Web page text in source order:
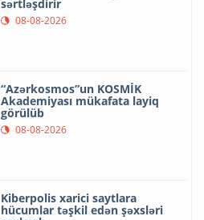
sərtləşdirir
08-08-2026
“Azərkosmos”un KOSMİK
Akademiyası mükafata layiq
görülüb
08-08-2026
Kiberpolis xarici saytlara
hücumlar təşkil edən şəxsləri